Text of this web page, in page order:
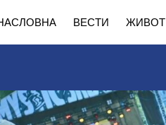
ВЕСТИ ЖИВОТ